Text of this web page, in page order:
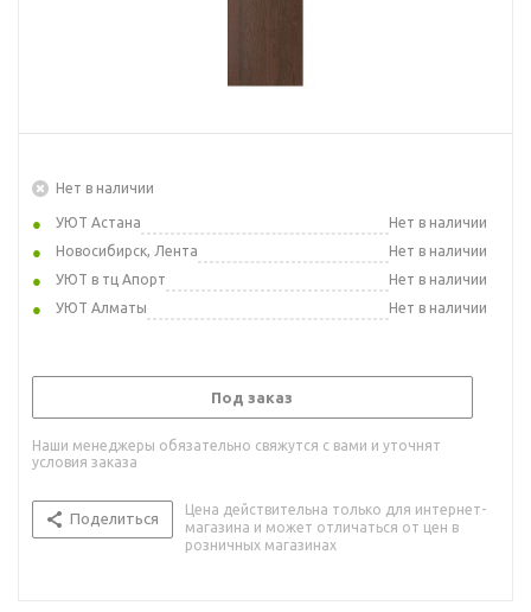
Нет в наличии
УЮТ Астана
Нет в наличии
Новосибирск, Лента
Нет в наличии
УЮТ в тц Апорт
Нет в наличии
УЮТ Алматы
Нет в наличии
Под заказ
Наши менеджеры обязательно свяжутся с вами и уточнят
условия заказа
Поделиться
Цена действительна только для интернет-
магазина и может отличаться от цен в
розничных магазинах